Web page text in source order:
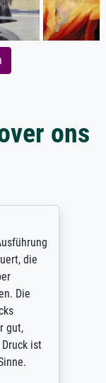
ons
die
Die
gut,
ist